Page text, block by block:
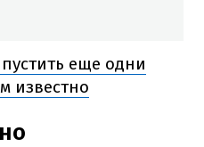
еще одни
известно